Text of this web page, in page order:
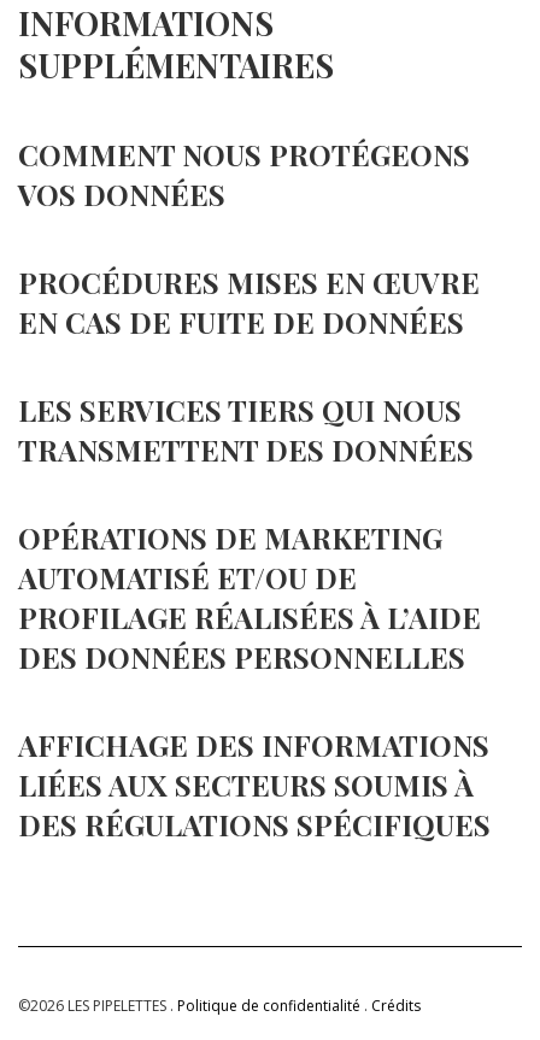
INFORMATIONS
SUPPLÉMENTAIRES
COMMENT NOUS PROTÉGEONS
VOS DONNÉES
PROCÉDURES MISES EN ŒUVRE
EN CAS DE FUITE DE DONNÉES
LES SERVICES TIERS QUI NOUS
TRANSMETTENT DES DONNÉES
OPÉRATIONS DE MARKETING
AUTOMATISÉ ET/OU DE
PROFILAGE RÉALISÉES À L’AIDE
DES DONNÉES PERSONNELLES
AFFICHAGE DES INFORMATIONS
LIÉES AUX SECTEURS SOUMIS À
DES RÉGULATIONS SPÉCIFIQUES
©2026 LES PIPELETTES . Politique de confidentialité . Crédits